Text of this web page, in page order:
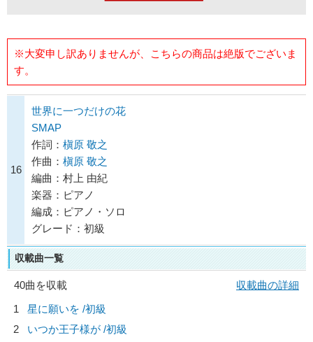
※大変申し訳ありませんが、こちらの商品は絶版でございま
す。
16
世界に一つだけの花
SMAP
作詞： 槇原 敬之
作曲： 槇原 敬之
編曲：村上 由紀
楽器：ピアノ
編成：ピアノ・ソロ
グレード：初級
収載曲一覧
40曲を収載
収載曲の詳細
1
星に願いを /初級
2
いつか王子様が /初級